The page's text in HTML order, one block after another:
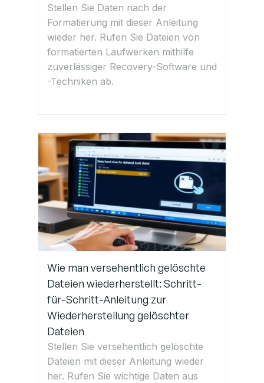
Stellen Sie Daten nach der
Formatierung mit dieser Anleitung
wieder her. Rufen Sie Dateien von
formatierten Laufwerken mithilfe
zuverlässiger Recovery-Software und
-Techniken ab.
Wie man versehentlich gelöschte
Dateien wiederherstellt: Schritt-
für-Schritt-Anleitung zur
Wiederherstellung gelöschter
Dateien
Stellen Sie versehentlich gelöschte
Dateien mit dieser Anleitung wieder
her. Rufen Sie wichtige Daten aus